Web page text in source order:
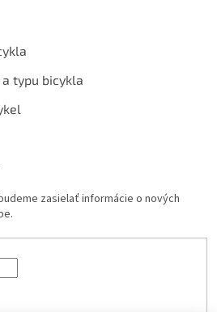
typu bicykla
zasielať informácie o nových